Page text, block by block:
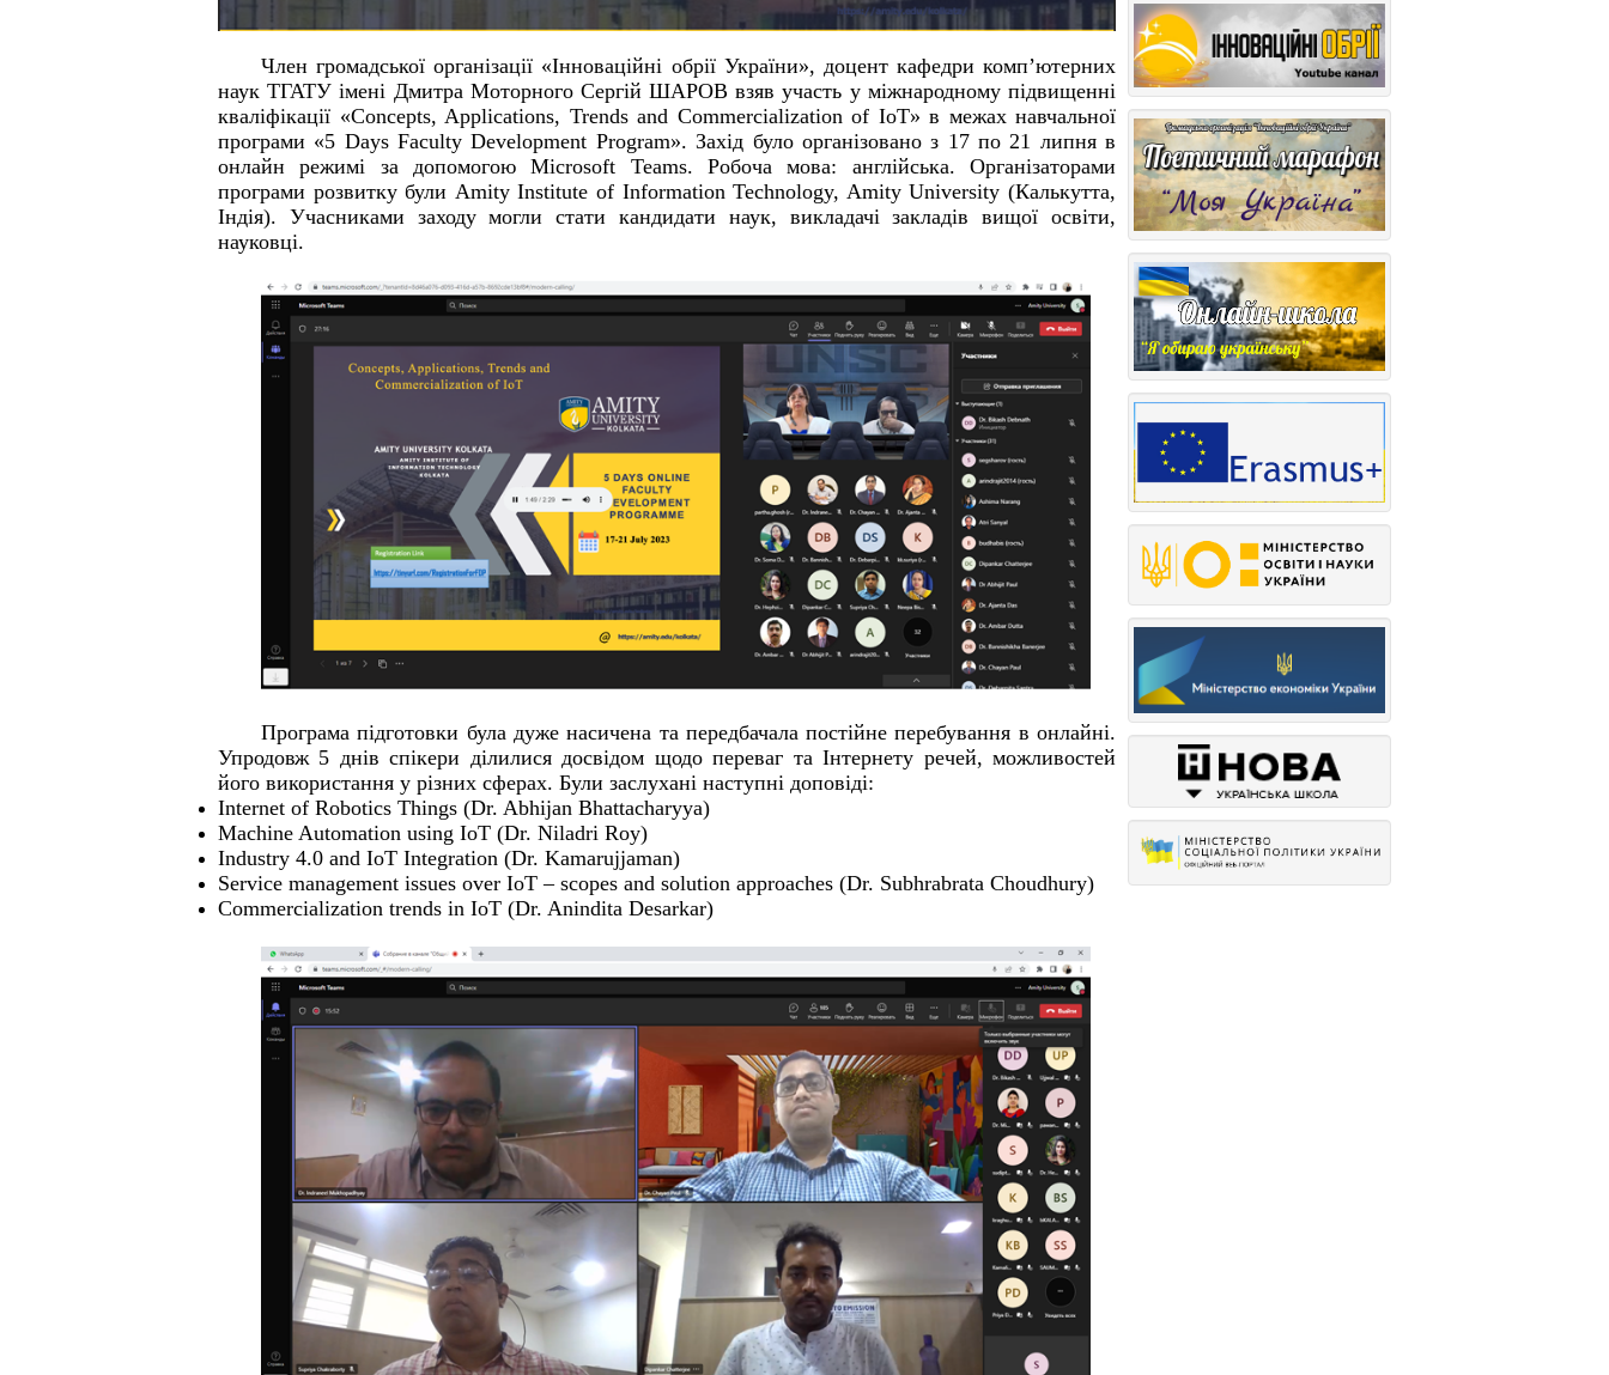
Член громадської організації «Інноваційні обрії України», доцент кафедри комп’ютерних
наук ТГАТУ імені Дмитра Моторного Сергій ШАРОВ взяв участь у міжнародному підвищенні
кваліфікації «Concepts, Applications, Trends and Commercialization of IoT» в межах навчальної
програми «5 Days Faculty Development Program». Захід було організовано з 17 по 21 липня в
онлайн режимі за допомогою Microsoft Teams. Робоча мова: англійська. Організаторами
програми розвитку були Amity Institute of Information Technology, Amity University (Калькутта,
Індія). Учасниками заходу могли стати кандидати наук, викладачі закладів вищої освіти,
науковці.
Програма підготовки була дуже насичена та передбачала постійне перебування в онлайні.
Упродовж 5 днів спікери ділилися досвідом щодо переваг та Інтернету речей, можливостей
його використання у різних сферах. Були заслухані наступні доповіді:
Internet of Robotics Things (Dr. Abhijan Bhattacharyya)
Machine Automation using IoT (Dr. Niladri Roy)
Industry 4.0 and IoT Integration (Dr. Kamarujjaman)
Service management issues over IoT – scopes and solution approaches (Dr. Subhrabrata Choudhury)
Commercialization trends in IoT (Dr. Anindita Desarkar)